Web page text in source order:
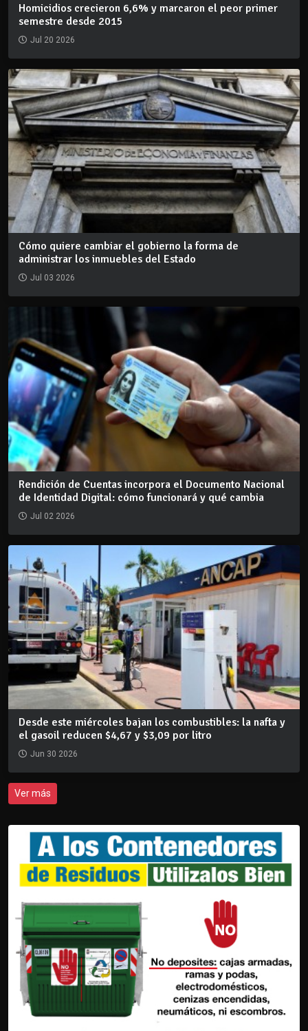
Homicidios crecieron 6,6% y marcaron el peor primer
semestre desde 2015
Jul 20 2026
Cómo quiere cambiar el gobierno la forma de
administrar los inmuebles del Estado
Jul 03 2026
Rendición de Cuentas incorpora el Documento Nacional
de Identidad Digital: cómo funcionará y qué cambia
Jul 02 2026
Desde este miércoles bajan los combustibles: la nafta y
el gasoil reducen $4,67 y $3,09 por litro
Jun 30 2026
Ver más